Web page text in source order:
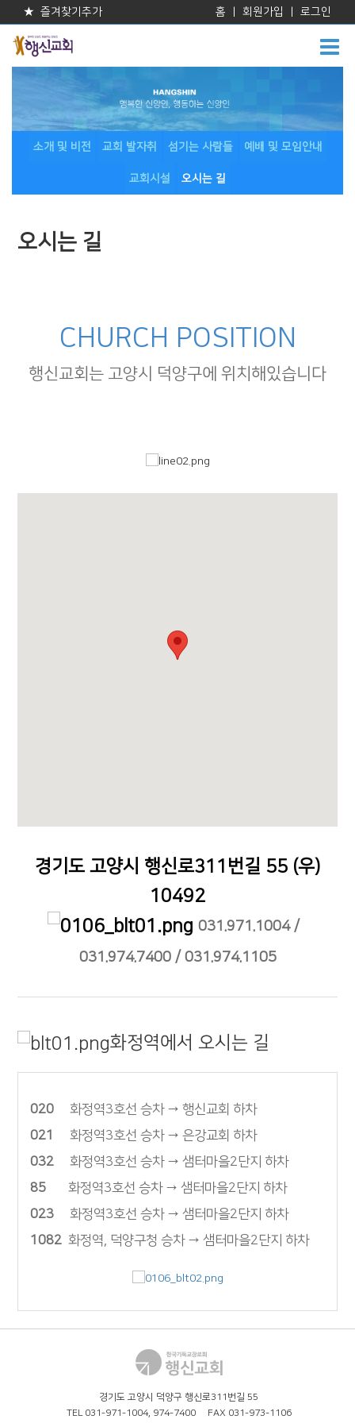
★ 즐겨찾기추가 홈 회원가입 로그인
소개 및 비전 교회 발자취 섬기는 사람들 예배 및 모임안내
교회시설 오시는 길
오시는 길
CHURCH POSITION
행신교회는 고양시 덕양구에 위치해있습니다
경기도 고양시 행신로311번길 55 (우)
10492
031.971.1004 /
031.974.7400 / 031.974.1105
화정역에서 오시는 길
020 화정역3호선 승차 → 행신교회 하차
021
화정역3호선 승차 → 은강교회 하차
032 화정역3호선 승차 → 샘터마을2단지 하차
85 화정역3호선 승차 → 샘터마을2단지 하차
023 화정역3호선 승차 → 샘터마을2단지 하차
1082 화정역, 덕양구청 승차 → 샘터마을2단지 하차
경기도 고양시 덕양구 행신로311번길 55
TEL 031-971-1004, 974-7400 FAX 031-973-1106